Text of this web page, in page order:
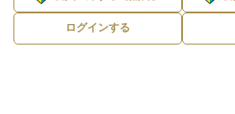
ログインする